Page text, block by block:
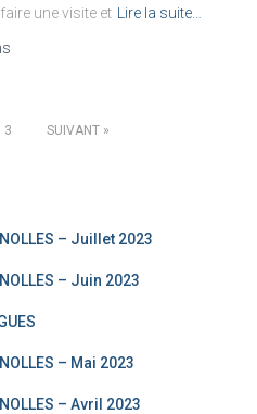
une visite et Lire la suite…
3 SUIVANT
– Juillet 2023
– Juin 2023
– Mai 2023
– Avril 2023